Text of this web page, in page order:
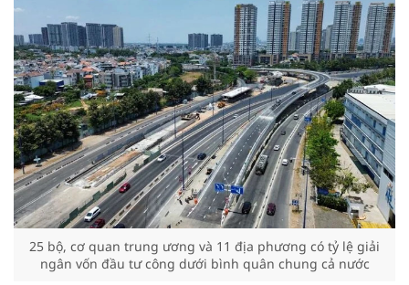
25 bộ, cơ quan trung ương và 11 địa phương có tỷ lệ giải
ngân vốn đầu tư công dưới bình quân chung cả nước